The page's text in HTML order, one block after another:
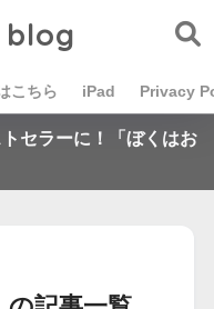
こちら iPad Privacy
セラーに！「ぼくはお